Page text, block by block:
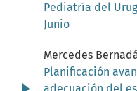
Pediatría del
Junio
Mercedes
Planificación